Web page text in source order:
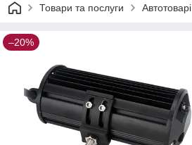
Товари та послуги Автотоварі
–20%